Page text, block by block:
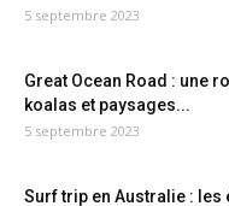
5 septembre 2023
Great Ocean Road : une
koalas et paysages...
5 septembre 2023
Surf trip en Australie : les